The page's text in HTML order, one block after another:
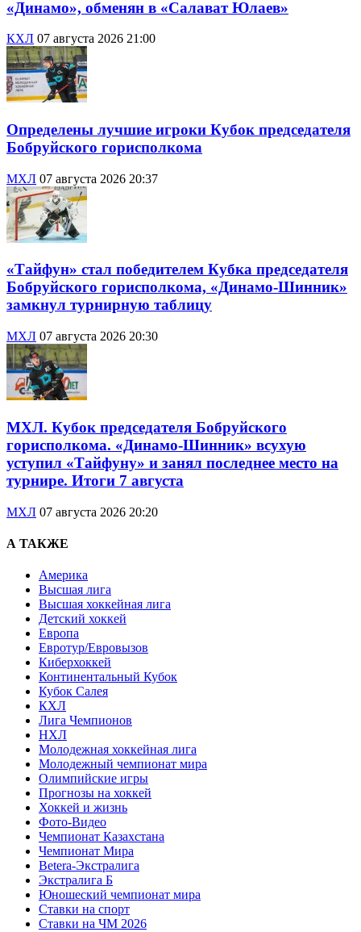
«Динамо», обменян в «Салават Юлаев»
КХЛ 07 августа 2026 21:00
Определены лучшие игроки Кубок председателя
Бобруйского горисполкома
МХЛ 07 августа 2026 20:37
«Тайфун» стал победителем Кубка председателя
Бобруйского горисполкома, «Динамо-Шинник»
замкнул турнирную таблицу
МХЛ 07 августа 2026 20:30
МХЛ. Кубок председателя Бобруйского
горисполкома. «Динамо-Шинник» всухую
уступил «Тайфуну» и занял последнее место на
турнире. Итоги 7 августа
МХЛ 07 августа 2026 20:20
А ТАКЖЕ
Америка
Высшая лига
Высшая хоккейная лига
Детский хоккей
Европа
Евротур/Евровызов
Киберхоккей
Континентальный Кубок
Кубок Салея
КХЛ
Лига Чемпионов
НХЛ
Молодежная хоккейная лига
Молодежный чемпионат мира
Олимпийские игры
Прогнозы на хоккей
Хоккей и жизнь
Фото-Видео
Чемпионат Казахстана
Чемпионат Мира
Betera-Экстралига
Экстралига Б
Юношеский чемпионат мира
Ставки на спорт
Ставки на ЧМ 2026